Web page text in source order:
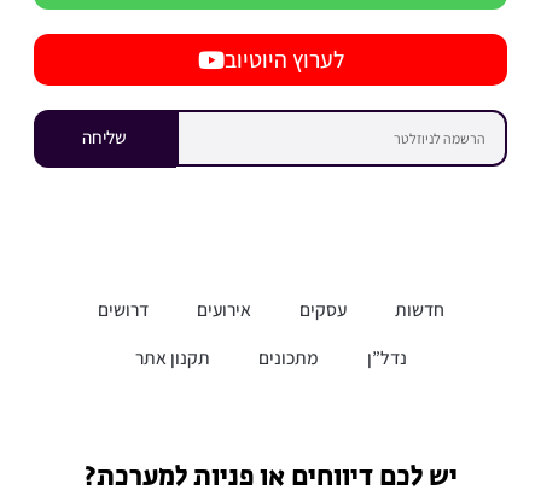
לערוץ היוטיוב
שליחה
חדשות עסקים אירועים
דרושים
נדל”ן
מתכונים תקנון אתר
יש לכם דיווחים או פניות למערכת?